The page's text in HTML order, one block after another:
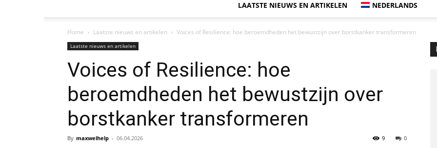
LAATSTE NIEUWS EN ARTIKELEN NEDERLANDS
Home Laatste nieuws en artikelen Voices of Resilience: hoe beroemdheden het bewustzijn over borstkanker transformeren
Laatste nieuws en artikelen
Voices of Resilience: hoe
beroemdheden het bewustzijn over
borstkanker transformeren
By maxwelhelp - 06.04.2026 0
9